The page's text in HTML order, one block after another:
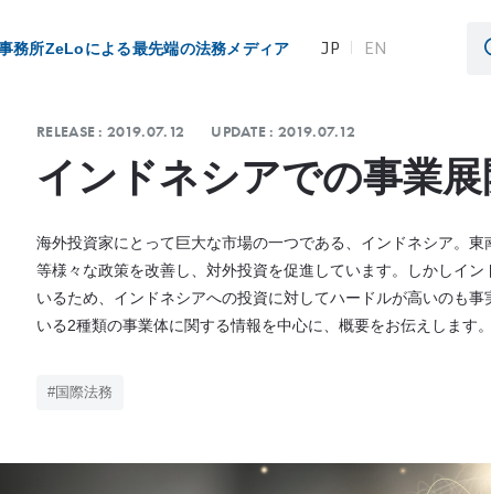
務所ZeLoによる最先端の法務メディア JP EN
Voice
Story
RELEASE :2019.07.12 UPDATE :2019.07.12
インドネシアでの事業
海外投資家にとって巨大な市場の一つである、インドネシア。
等様々な政策を改善し、対外投資を促進しています。しかしイ
いるため、インドネシアへの投資に対してハードルが高いのも
いる2種類の事業体に関する情報を中心に、概要をお伝えします。
#国際法務